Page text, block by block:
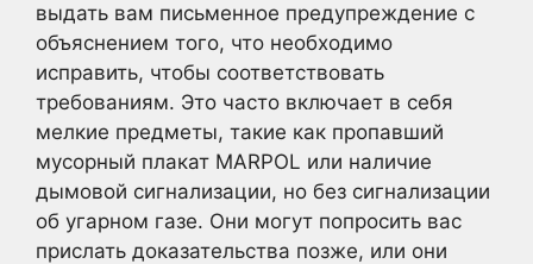
выдать вам письменное предупреждение с
объяснением того, что необходимо
исправить, чтобы соответствовать
требованиям. Это часто включает в себя
мелкие предметы, такие как пропавший
мусорный плакат MARPOL или наличие
дымовой сигнализации, но без сигнализации
об угарном газе. Они могут попросить вас
прислать доказательства позже, или они